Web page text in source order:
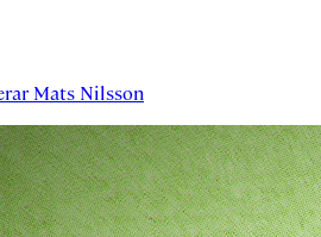
Mats Nilsson